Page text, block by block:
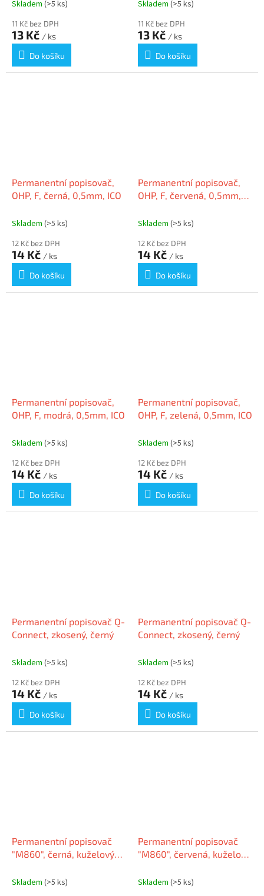
Skladem (>5 ks)
11 Kč bez DPH
13 Kč / ks
Do košíku
Skladem (>5 ks)
11 Kč bez DPH
13 Kč / ks
Do košíku
Permanentní popisovač,
OHP, F, černá, 0,5mm, ICO
Skladem (>5 ks)
12 Kč bez DPH
14 Kč / ks
Do košíku
Permanentní popisovač,
OHP, F, červená, 0,5mm,
Skladem (>5 ks)
12 Kč bez DPH
14 Kč / ks
Do košíku
Permanentní popisovač,
OHP, F, modrá, 0,5mm, ICO
Skladem (>5 ks)
12 Kč bez DPH
14 Kč / ks
Do košíku
Permanentní popisovač,
OHP, F, zelená, 0,5mm, ICO
Skladem (>5 ks)
12 Kč bez DPH
14 Kč / ks
Do košíku
Permanentní popisovač Q-
Connect, zkosený, černý
Skladem (>5 ks)
12 Kč bez DPH
14 Kč / ks
Do košíku
Permanentní popisovač Q-
Connect, zkosený, černý
Skladem (>5 ks)
12 Kč bez DPH
14 Kč / ks
Do košíku
Permanentní popisovač
"M860", černá, kuželový
Skladem (>5 ks)
Permanentní popisovač
"M860", červená, kuželový
Skladem (>5 ks)